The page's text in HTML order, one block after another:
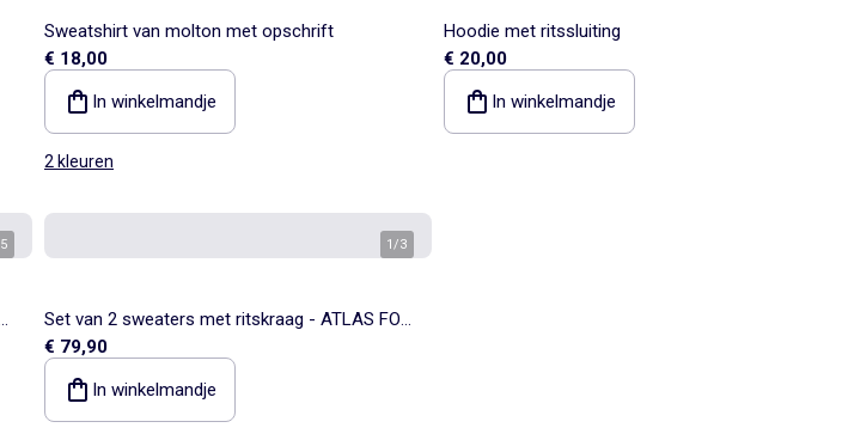
Sweatshirt van molton met opschrift
€ 18,00
In winkelmandje
2 kleuren
Hoodie met ritssluiting
€ 20,00
In winkelmandje
5 1/3
Set van 2 sweaters met ritskraag - ATLAS FOR
MEN
€ 79,90
In winkelmandje